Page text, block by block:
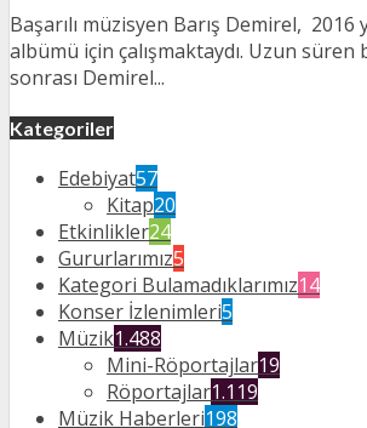
Başarılı müzisyen Barış Demirel, 2016
albümü için çalışmaktaydı. Uzun süren
sonrası Demirel...
Kategoriler
Edebiyat57
Kitap20
Etkinlikler24
Gururlarımız5
Kategori Bulamadıklarımız14
Konser İzlenimleri5
Müzik1.488
Mini-Röportajlar19
Röportajlar1.119
Müzik Haberleri198